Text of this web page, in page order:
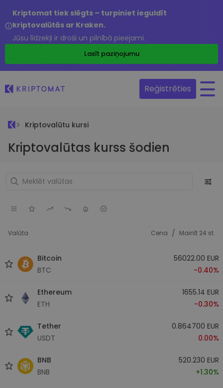
Kriptomat tiek slēgts – turpiniet ieguldīt
kriptovalūtās ar Kraken.
Jūsu līdzekļi ir droši un pilnībā pieejami.
Lasīt paziņojumu
Reģistrēties
Kriptovalūtu kursi
Kriptovalūtas kurss šodien
Valūta Cena / Mainīt 24 st.
Bitcoin
BTC
56022.00 EUR
-0.40%
Ethereum
ETH
1655.14 EUR
-0.30%
Tether
USDT
0.864700 EUR
0.00%
BNB
BNB
520.230 EUR
+1.30%